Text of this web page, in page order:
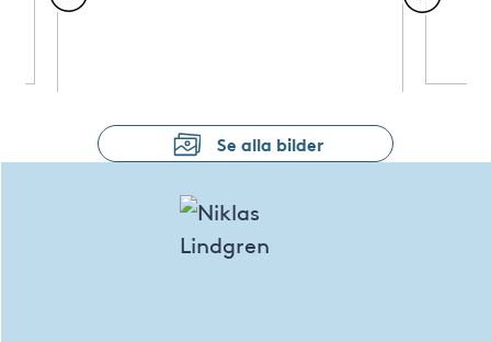
Se alla bilder